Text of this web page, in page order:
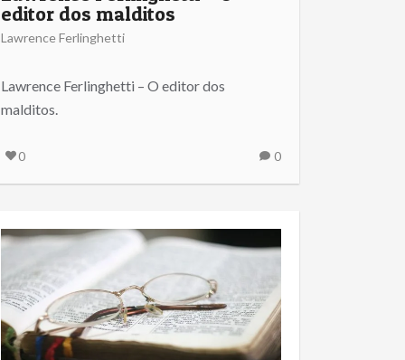
editor dos malditos
Lawrence Ferlinghetti
Lawrence Ferlinghetti – O editor dos
malditos.
0 0